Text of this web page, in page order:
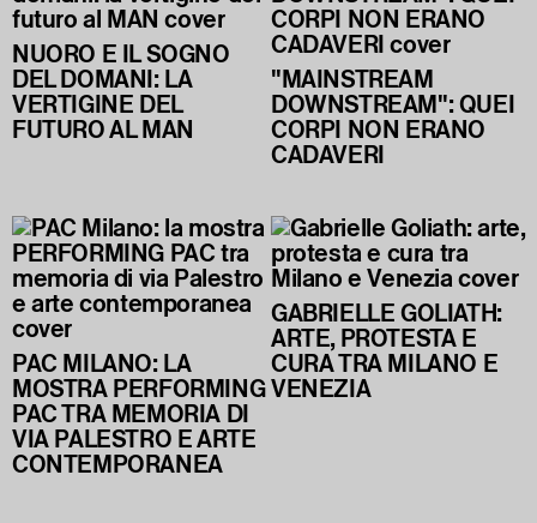
NUORO E IL SOGNO
DEL DOMANI: LA
VERTIGINE DEL
FUTURO AL MAN
"MAINSTREAM
DOWNSTREAM": QUEI
CORPI NON ERANO
CADAVERI
PAC MILANO: LA
MOSTRA PERFORMING
PAC TRA MEMORIA DI
VIA PALESTRO E ARTE
CONTEMPORANEA
GABRIELLE GOLIATH:
ARTE, PROTESTA E
CURA TRA MILANO E
VENEZIA